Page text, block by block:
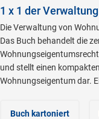
1 x 1 der
Die Verwaltung von
Das Buch behandelt die
und stellt einen
Wohnungseigentum dar.
Buch kartoniert